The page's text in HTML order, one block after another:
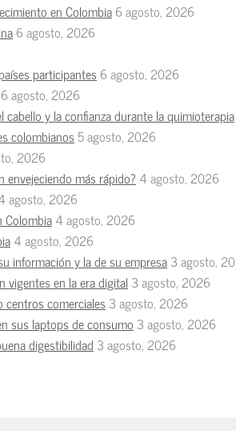
en Colombia6 agosto, 2026
6 agosto, 2026
participantes6 agosto, 2026
6 agosto, 2026
y la confianza durante la quimioterapia
colombianos5 agosto, 2026
2026
más rápido? 4 agosto, 2026
agosto, 2026
Colombia4 agosto, 2026
4 agosto, 2026
información y la de su empresa3 agosto,
vigentes en la era digital 3 agosto, 2026
centros comerciales3 agosto, 2026
sus laptops de consumo 3 agosto, 2026
digestibilidad 3 agosto, 2026